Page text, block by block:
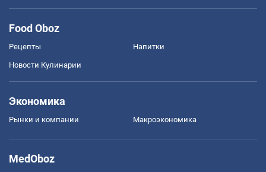
Food Oboz
Рецепты Напитки
Новости Кулинарии
Экономика
Рынки и компании Mакроэкономика
MedOboz